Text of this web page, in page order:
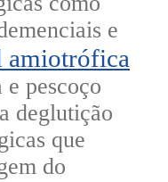
e
amiotrófica
e pescoço
deglutição
que
do